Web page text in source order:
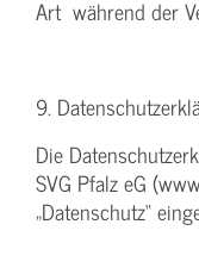
Art während der
9.
Die
SVG Pfalz eG
„Datenschutz“